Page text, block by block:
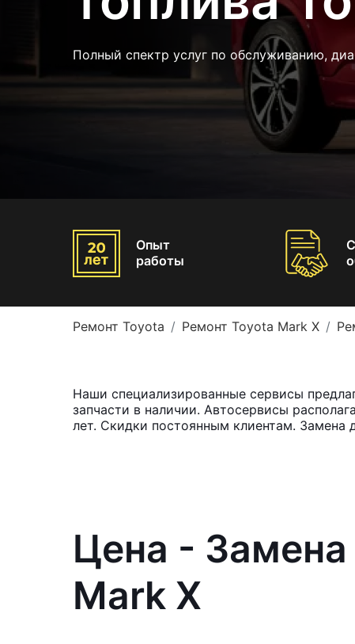
Полный спектр услуг по обслуживанию,
Опыт
работы
Ремонт Toyota Ремонт Toyota Mark X
Наши специализированные сервисы
запчасти в наличии. Автосервисы
лет. Скидки постоянным клиентам. Замена
Цена - Замена
Mark X